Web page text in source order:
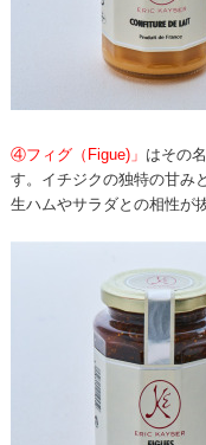
④フィグ（Figue)」 はその
す。イチジクの独特の甘み
生ハムやサラダとの相性が